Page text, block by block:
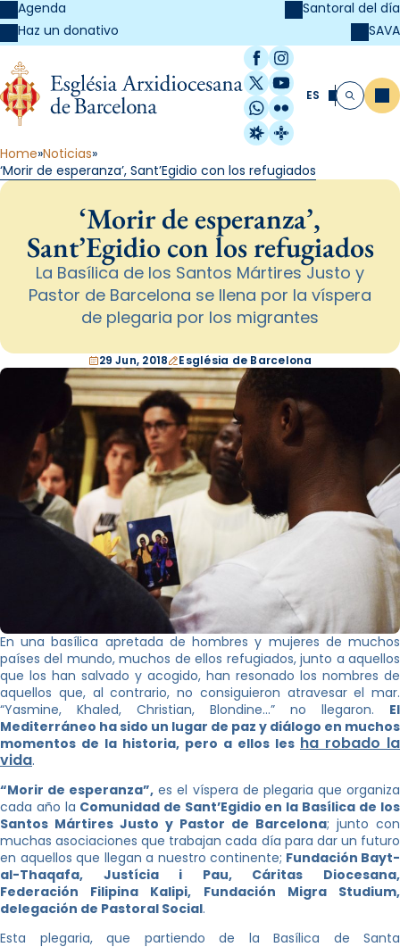
Agenda
Haz un donativo
Santoral del día
SAVA
Facebook
Instagram
X / Twitter
YouTube
WhatsApp
Flickr
Radio Estel
Catalunya
ES Buscar
Home Noticias
‘Morir de esperanza’, Sant’Egidio con los refugiados
‘Morir de esperanza’,
Sant’Egidio con los refugiados
La Basílica de los Santos Mártires Justo y
Pastor de Barcelona se llena por la víspera
de plegaria por los migrantes
29 Jun, 2018 Església de Barcelona
En una basílica apretada de hombres y mujeres de muchos
países del mundo, muchos de ellos refugiados, junto a aquellos
que los han salvado y acogido, han resonado los nombres de
aquellos que, al contrario, no consiguieron atravesar el mar.
“Yasmine, Khaled, Christian, Blondine…” no llegaron. El
Mediterráneo ha sido un lugar de paz y diálogo en muchos
momentos de la historia, pero a ellos les ha robado la
vida.
“Morir de esperanza”, es el víspera de plegaria que organiza
cada año la Comunidad de Sant’Egidio en la Basílica de los
Santos Mártires Justo y Pastor de Barcelona; junto con
muchas asociaciones que trabajan cada día para dar un futuro
en aquellos que llegan a nuestro continente; Fundación Bayt-
al-Thaqafa, Justícia i Pau, Cáritas Diocesana,
Federación Filipina Kalipi, Fundación Migra Studium,
delegación de Pastoral Social.
Esta plegaria, que partiendo de la Basílica de Santa